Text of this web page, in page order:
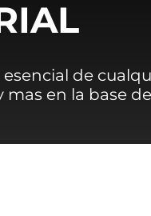
esencial de
mas en la base